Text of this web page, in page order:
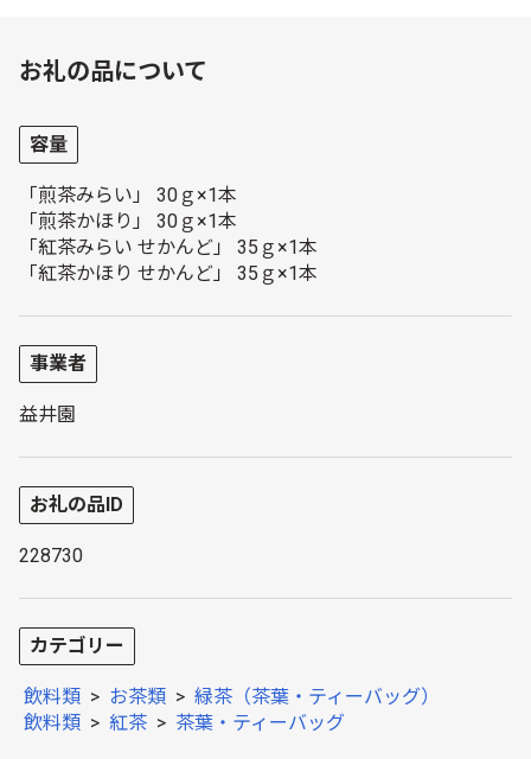
お礼の品について
容量
「煎茶みらい」 30ｇ×1本
「煎茶かほり」 30ｇ×1本
「紅茶みらい せかんど」 35ｇ×1本
「紅茶かほり せかんど」 35ｇ×1本
事業者
益井園
お礼の品ID
228730
カテゴリー
飲料類 > お茶類 > 緑茶（茶葉・ティーバッグ）
飲料類 > 紅茶 > 茶葉・ティーバッグ